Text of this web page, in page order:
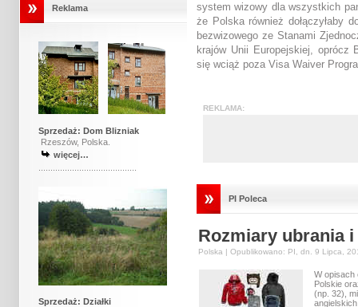
Reklama
Sprzedaż: Dom Blizniak
Rzeszów, Polska.
więcej…
Sprzedaż: Działki
system wizowy dla wszystkich
że Polska również dołączyłaby
bezwizowego ze Stanami
krajów Unii Europejskiej, oprócz
się wciąż poza Visa Waiver
REKLAMA:
PI Poleca
Rozmiary ubrania
Polska | Opublikowano: PI, dn. 9 Lipca,
W opisach
Polskie
(np. 32),